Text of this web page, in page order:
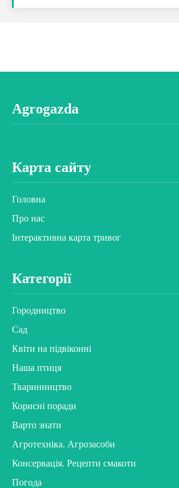
Agrogazda
Карта сайту
Головна
Про нас
Інтерактивна карта тривог
Категорії
Городництво
Сад
Квіти на підвіконні
Наша птиця
Тваринництво
Корисні поради
Варто знати
Агротехніка. Агрозасоби
Консервація. Рецепти смакоти
Погода